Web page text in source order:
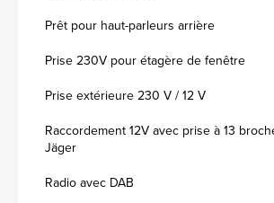
Prêt pour haut-parleurs arrière
Prise 230V pour étagère de fenêtre
Prise extérieure 230 V / 12 V
Raccordement 12V avec prise à 13
Jäger
Radio avec DAB